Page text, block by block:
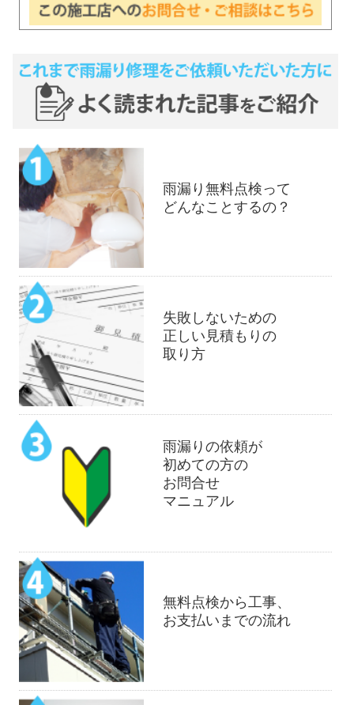
雨漏り無料点検って
どんなことするの？
失敗しないための
正しい見積もりの
取り方
雨漏りの依頼が
初めての方の
お問合せ
マニュアル
無料点検から工事、
お支払いまでの流れ